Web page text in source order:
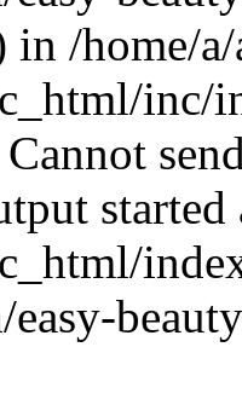
/home/
inc/
easy-